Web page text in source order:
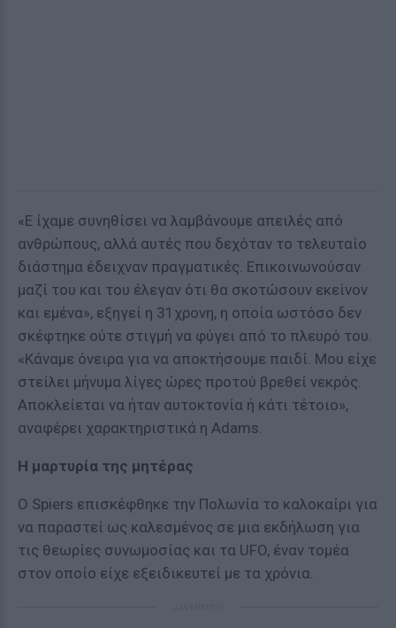
«Ε ίχαμε συνηθίσει να λαμβάνουμε απειλές από
ανθρώπους, αλλά αυτές που δεχόταν το τελευταίο
διάστημα έδειχναν πραγματικές. Επικοινωνούσαν
μαζί του και του έλεγαν ότι θα σκοτώσουν εκείνον
και εμένα», εξηγεί η 31χρονη, η οποία ωστόσο δεν
σκέφτηκε ούτε στιγμή να φύγει από το πλευρό του.
«Κάναμε όνειρα για να αποκτήσουμε παιδί. Μου είχε
στείλει μήνυμα λίγες ώρες προτού βρεθεί νεκρός.
Αποκλείεται να ήταν αυτοκτονία ή κάτι τέτοιο»,
αναφέρει χαρακτηριστικά η Adams.
Η μαρτυρία της μητέρας
O Spiers επισκέφθηκε την Πολωνία το καλοκαίρι για
να παραστεί ως καλεσμένος σε μια εκδήλωση για
τις θεωρίες συνωμοσίας και τα UFO, έναν τομέα
στον οποίο είχε εξειδικευτεί με τα χρόνια.